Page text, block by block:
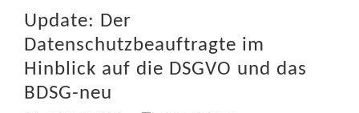
Update: Der
Datenschutzbeauftragte im
Hinblick auf die DSGVO und das
BDSG-neu